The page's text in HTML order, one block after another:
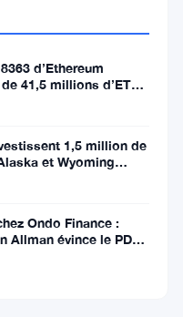
d’Ethereum
41,5 millions d’ETH
1,5 million de
et Wyoming
Ondo Finance :
Allman évince le PDG